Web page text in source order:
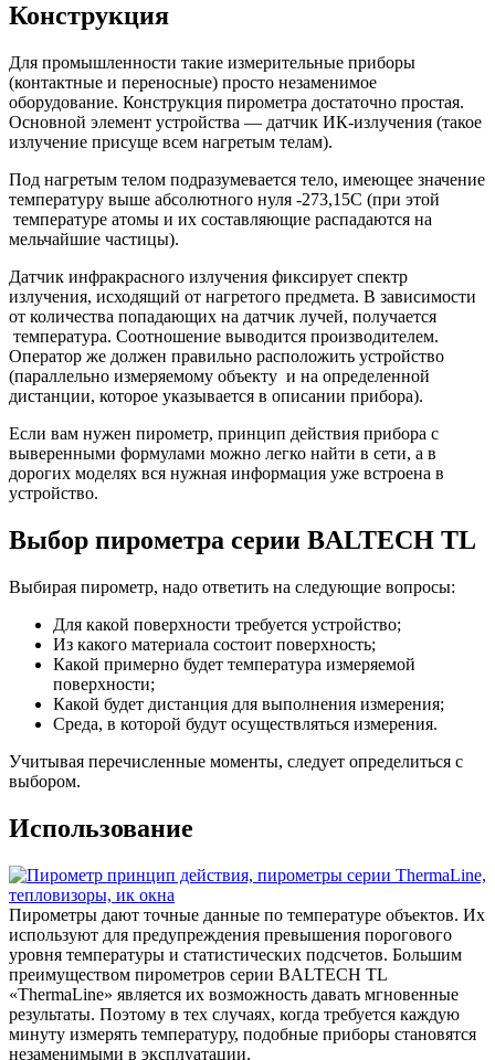
Конструкция
Для промышленности такие измерительные приборы
(контактные и переносные) просто незаменимое
оборудование. Конструкция пирометра достаточно простая.
Основной элемент устройства — датчик ИК-излучения (такое
излучение присуще всем нагретым телам).
Под нагретым телом подразумевается тело, имеющее значение
температуру выше абсолютного нуля -273,15C (при этой
температуре атомы и их составляющие распадаются на
мельчайшие частицы).
Датчик инфракрасного излучения фиксирует спектр
излучения, исходящий от нагретого предмета. В зависимости
от количества попадающих на датчик лучей, получается
температура. Соотношение выводится производителем.
Оператор же должен правильно расположить устройство
(параллельно измеряемому объекту и на определенной
дистанции, которое указывается в описании прибора).
Если вам нужен пирометр, принцип действия прибора с
выверенными формулами можно легко найти в сети, а в
дорогих моделях вся нужная информация уже встроена в
устройство.
Выбор пирометра серии BALTECH TL
Выбирая пирометр, надо ответить на следующие вопросы:
Для какой поверхности требуется устройство;
Из какого материала состоит поверхность;
Какой примерно будет температура измеряемой
поверхности;
Какой будет дистанция для выполнения измерения;
Среда, в которой будут осуществляться измерения.
Учитывая перечисленные моменты, следует определиться с
выбором.
Использование
Пирометры дают точные данные по температуре объектов. Их
используют для предупреждения превышения порогового
уровня температуры и статистических подсчетов. Большим
преимуществом пирометров серии BALTECH TL
«ThermaLine» является их возможность давать мгновенные
результаты. Поэтому в тех случаях, когда требуется каждую
минуту измерять температуру, подобные приборы становятся
незаменимыми в эксплуатации.